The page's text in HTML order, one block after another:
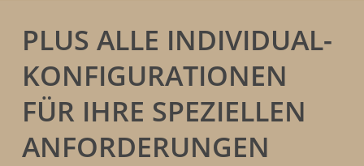
PLUS ALLE INDIVIDUAL-
KONFIGURATIONEN
FÜR IHRE SPEZIELLEN
ANFORDERUNGEN